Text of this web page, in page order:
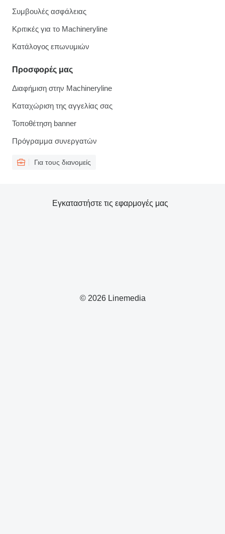
Συμβουλές ασφάλειας
Κριτικές για το Machineryline
Κατάλογος επωνυμιών
Προσφορές μας
Διαφήμιση στην Machineryline
Καταχώριση της αγγελίας σας
Τοποθέτηση banner
Πρόγραμμα συνεργατών
Για τους διανομείς
© 2026 Linemedia
Εγκαταστήστε τις εφαρμογές μας